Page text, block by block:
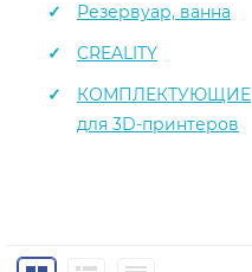
Резервуар, ванна
CREALITY
КОМПЛЕКТУЮЩИЕ
для 3D-принтеров